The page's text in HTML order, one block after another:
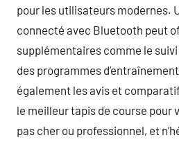
pour les utilisateurs modernes.
connecté avec Bluetooth peut
supplémentaires comme le
des programmes
également les avis et
le meilleur tapis de course pour
pas cher ou professionnel, et